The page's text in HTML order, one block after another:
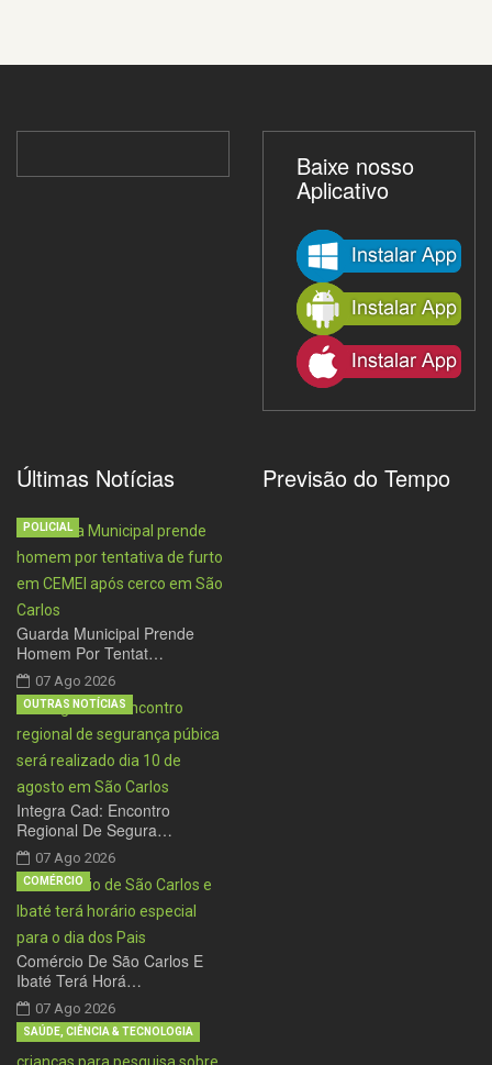
Baixe nosso
Aplicativo
Últimas Notícias
Guarda Municipal Prende
Homem Por Tentat…
07 Ago 2026
POLICIAL
Integra Cad: Encontro
Regional De Segura…
07 Ago 2026
OUTRAS NOTÍCIAS
Comércio De São Carlos E
Ibaté Terá Horá…
07 Ago 2026
COMÉRCIO
SAÚDE, CIÊNCIA & TECNOLOGIA
Previsão do Tempo